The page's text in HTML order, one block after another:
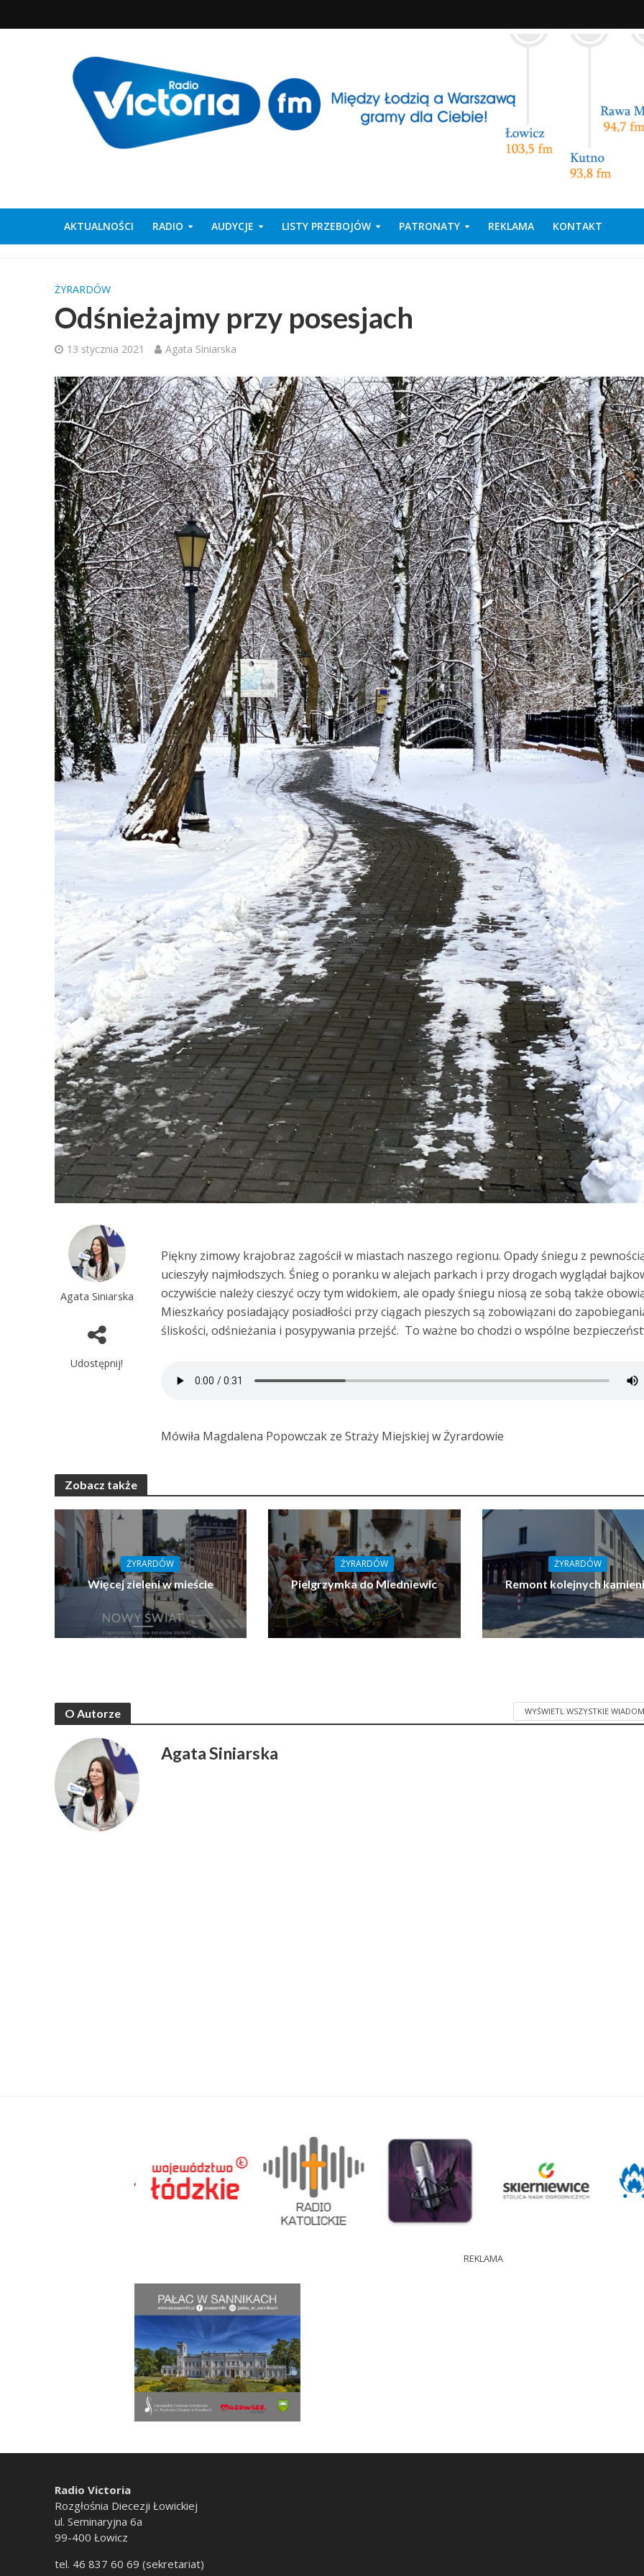
AKTUALNOŚCI RADIO AUDYCJE LISTY PRZEBOJÓW PATRONATY REKLAMA KONTAKT
ŻYRARDÓW
Odśnieżajmy przy posesjach
13 stycznia 2021 Agata Siniarska
Agata Siniarska
Udostępnij!
Piękny zimowy krajobraz zagościł w miastach naszego regionu. Opady śniegu z
ucieszyły najmłodszych. Śnieg o poranku w alejach parkach i przy drogach wyglądał
oczywiście należy cieszyć oczy tym widokiem, ale opady śniegu niosą ze sobą także
Mieszkańcy posiadający posiadłości przy ciągach pieszych są zobowiązani do
śliskości, odśnieżania i posypywania przejść. To ważne bo chodzi o wspólne
Mówiła Magdalena Popowczak ze Straży Miejskiej w Żyrardowie
Zobacz także
ŻYRARDÓW
Więcej zieleni w mieście
ŻYRARDÓW
Pielgrzymka do Miedniewic
ŻYRARDÓW
Remont kolejnych
O Autorze WYŚWIETL WSZYSTKIE
Agata Siniarska
REKLAMA
Radio Victoria
Rozgłośnia Diecezji Łowickiej
ul. Seminaryjna 6a
99-400 Łowicz
tel. 46 837 60 69 (sekretariat)